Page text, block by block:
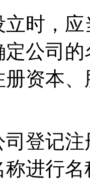
时，
公司
资本
司登记
进行